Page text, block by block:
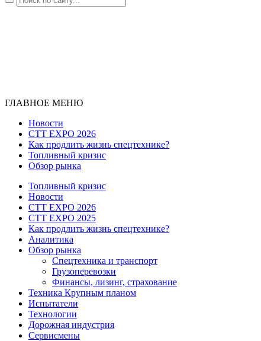
ГЛАВНОЕ МЕНЮ
Новости
CTT EXPO 2026
Как продлить жизнь спецтехнике?
Топливный кризис
Обзор рынка
Топливный кризис
Новости
CTT EXPO 2026
CTT EXPO 2025
Как продлить жизнь спецтехнике?
Аналитика
Обзор рынка
Спецтехника и транспорт
Грузоперевозки
Финансы, лизинг, страхование
Техника Крупным планом
Испытатели
Технологии
Дорожная индустрия
Сервисмены